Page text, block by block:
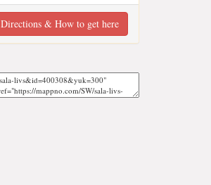
Directions & How to get here